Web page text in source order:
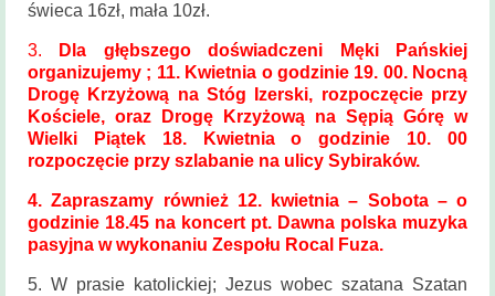
świeca 16zł, mała 10zł.
3.
Dla głębszego doświadczeni Męki Pańskiej
organizujemy ; 11. Kwietnia o godzinie 19. 00. Nocną
Drogę Krzyżową na Stóg Izerski, rozpoczęcie przy
Kościele, oraz Drogę Krzyżową na Sępią Górę w
Wielki Piątek 18. Kwietnia o godzinie 10. 00
rozpoczęcie przy szlabanie na ulicy Sybiraków.
4. Zapraszamy również 12. kwietnia – Sobota – o
godzinie 18.45 na koncert pt. Dawna polska muzyka
pasyjna w wykonaniu Zespołu Rocal Fuza.
5. W prasie katolickiej; Jezus wobec szatana Szatan